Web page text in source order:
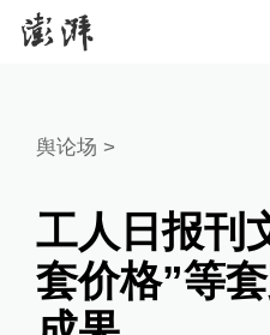
舆论场 >
工人日报刊
套价格”等